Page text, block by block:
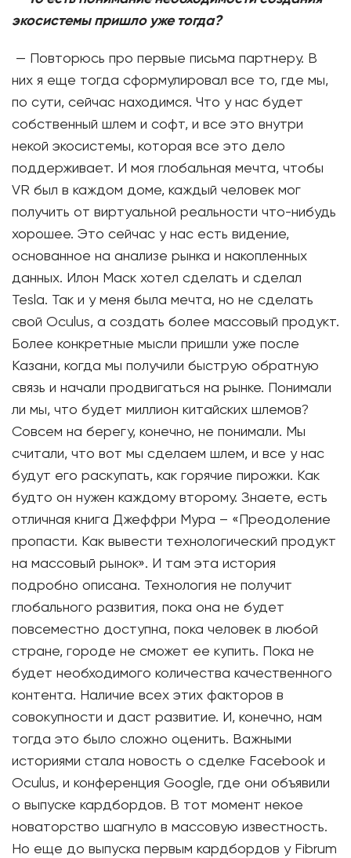
экосистемы пришло уже тогда?
— Повторюсь про первые письма партнеру. В
них я еще тогда сформулировал все то, где мы,
по сути, сейчас находимся. Что у нас будет
собственный шлем и софт, и все это внутри
некой экосистемы, которая все это дело
поддерживает. И моя глобальная мечта, чтобы
VR был в каждом доме, каждый человек мог
получить от виртуальной реальности что-нибудь
хорошее. Это сейчас у нас есть видение,
основанное на анализе рынка и накопленных
данных. Илон Маск хотел сделать и сделал
Tesla. Так и у меня была мечта, но не сделать
свой Oculus, а создать более массовый продукт.
Более конкретные мысли пришли уже после
Казани, когда мы получили быструю обратную
связь и начали продвигаться на рынке. Понимали
ли мы, что будет миллион китайских шлемов?
Совсем на берегу, конечно, не понимали. Мы
считали, что вот мы сделаем шлем, и все у нас
будут его раскупать, как горячие пирожки. Как
будто он нужен каждому второму. Знаете, есть
отличная книга Джеффри Мура – «Преодоление
пропасти. Как вывести технологический продукт
на массовый рынок». И там эта история
подробно описана. Технология не получит
глобального развития, пока она не будет
повсеместно доступна, пока человек в любой
стране, городе не сможет ее купить. Пока не
будет необходимого количества качественного
контента. Наличие всех этих факторов в
совокупности и даст развитие. И, конечно, нам
тогда это было сложно оценить. Важными
историями стала новость о сделке Facebook и
Oculus, и конференция Google, где они объявили
о выпуске кардбордов. В тот момент некое
новаторство шагнуло в массовую известность.
Но еще до выпуска первым кардбордов у Fibrum